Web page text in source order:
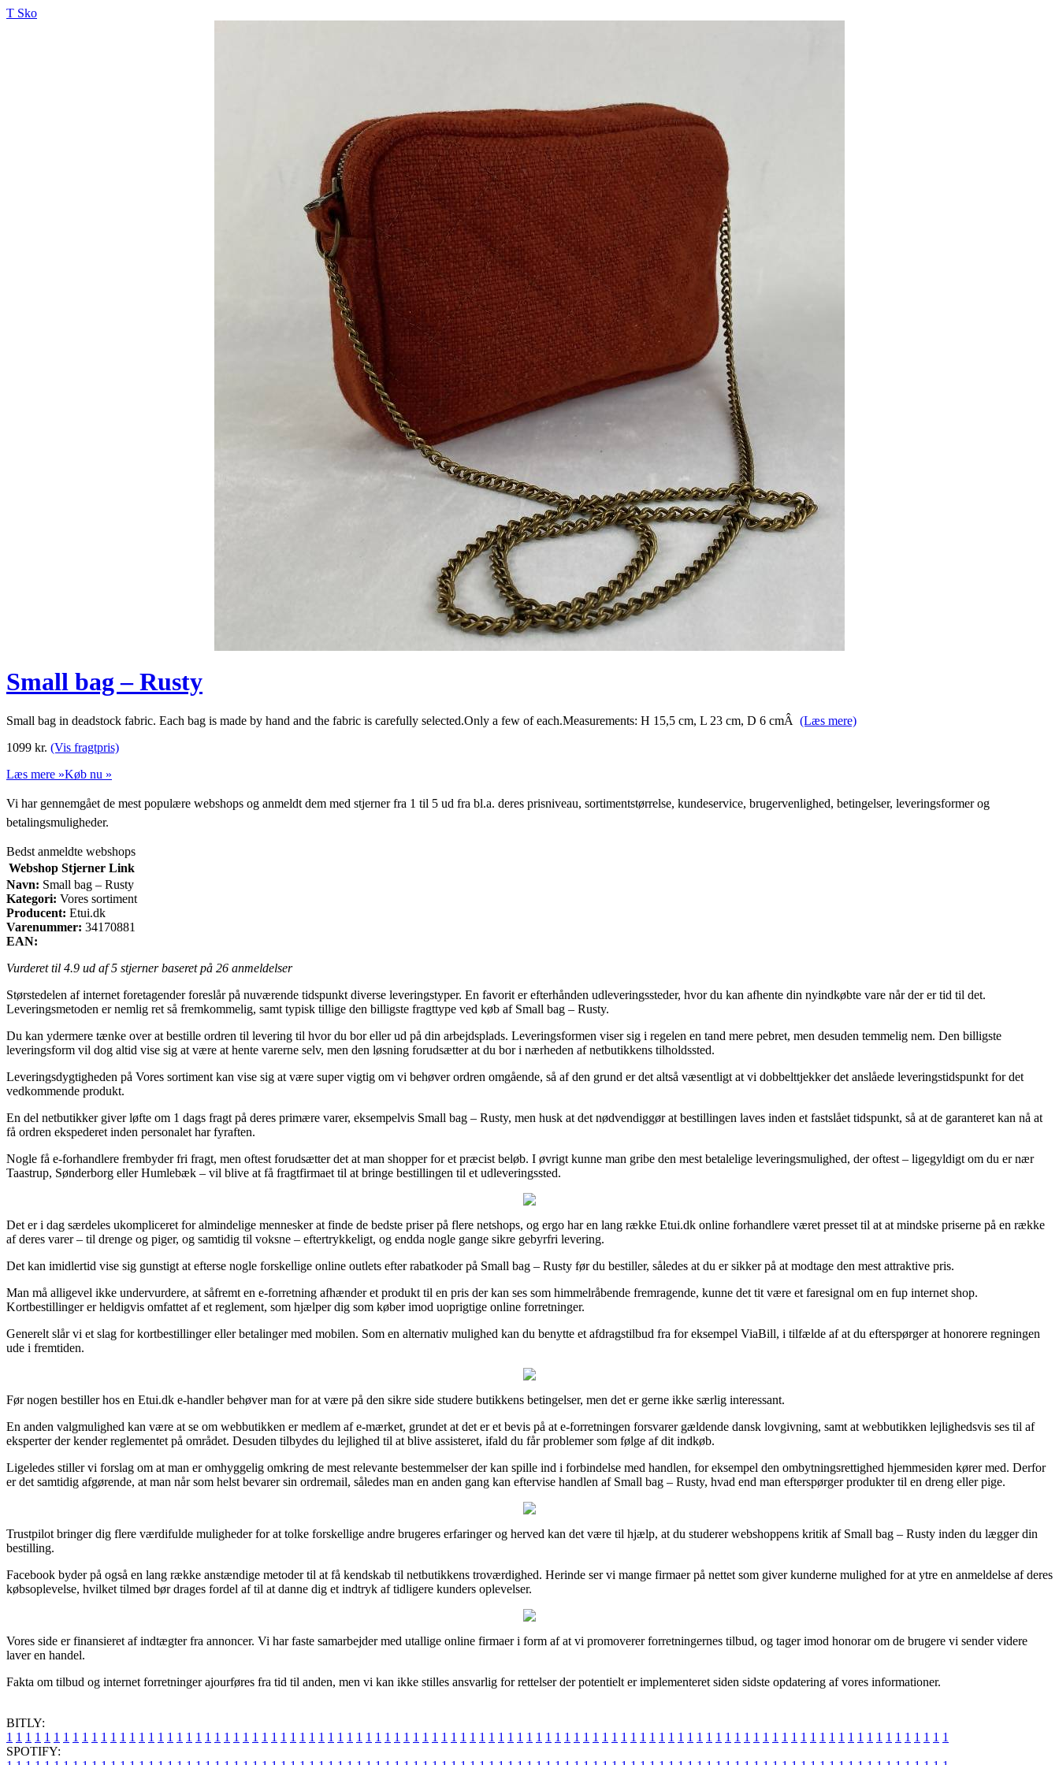
T Sko
Small bag – Rusty
Small bag in deadstock fabric. Each bag is made by hand and the fabric is carefully selected.Only a few of each.Measurements: H 15,5 cm, L 23 cm, D 6 cmÂ (Læs mere)
1099 kr. (Vis fragtpris)
Læs mere »Køb nu »
Vi har gennemgået de mest populære webshops og anmeldt dem med stjerner fra 1 til 5 ud fra bl.a. deres prisniveau, sortimentstørrelse, kundeservice, brugervenlighed, betingelser, leveringsformer og
betalingsmuligheder.
Bedst anmeldte webshops
Webshop Stjerner Link
Navn: Small bag – Rusty
Kategori: Vores sortiment
Producent: Etui.dk
Varenummer: 34170881
EAN:
Vurderet til 4.9 ud af 5 stjerner baseret på 26 anmeldelser
Størstedelen af internet foretagender foreslår på nuværende tidspunkt diverse leveringstyper. En favorit er efterhånden udleveringssteder, hvor du kan afhente din nyindkøbte vare når der er tid til det.
Leveringsmetoden er nemlig ret så fremkommelig, samt typisk tillige den billigste fragttype ved køb af Small bag – Rusty.
Du kan ydermere tænke over at bestille ordren til levering til hvor du bor eller ud på din arbejdsplads. Leveringsformen viser sig i regelen en tand mere pebret, men desuden temmelig nem. Den billigste
leveringsform vil dog altid vise sig at være at hente varerne selv, men den løsning forudsætter at du bor i nærheden af netbutikkens tilholdssted.
Leveringsdygtigheden på Vores sortiment kan vise sig at være super vigtig om vi behøver ordren omgående, så af den grund er det altså væsentligt at vi dobbelttjekker det anslåede leveringstidspunkt for det
vedkommende produkt.
En del netbutikker giver løfte om 1 dags fragt på deres primære varer, eksempelvis Small bag – Rusty, men husk at det nødvendiggør at bestillingen laves inden et fastslået tidspunkt, så at de garanteret kan nå at
få ordren ekspederet inden personalet har fyraften.
Nogle få e-forhandlere frembyder fri fragt, men oftest forudsætter det at man shopper for et præcist beløb. I øvrigt kunne man gribe den mest betalelige leveringsmulighed, der oftest – ligegyldigt om du er nær
Taastrup, Sønderborg eller Humlebæk – vil blive at få fragtfirmaet til at bringe bestillingen til et udleveringssted.
Det er i dag særdeles ukompliceret for almindelige mennesker at finde de bedste priser på flere netshops, og ergo har en lang række Etui.dk online forhandlere været presset til at at mindske priserne på en række
af deres varer – til drenge og piger, og samtidig til voksne – eftertrykkeligt, og endda nogle gange sikre gebyrfri levering.
Det kan imidlertid vise sig gunstigt at efterse nogle forskellige online outlets efter rabatkoder på Small bag – Rusty før du bestiller, således at du er sikker på at modtage den mest attraktive pris.
Man må alligevel ikke undervurdere, at såfremt en e-forretning afhænder et produkt til en pris der kan ses som himmelråbende fremragende, kunne det tit være et faresignal om en fup internet shop.
Kortbestillinger er heldigvis omfattet af et reglement, som hjælper dig som køber imod uoprigtige online forretninger.
Generelt slår vi et slag for kortbestillinger eller betalinger med mobilen. Som en alternativ mulighed kan du benytte et afdragstilbud fra for eksempel ViaBill, i tilfælde af at du efterspørger at honorere regningen
ude i fremtiden.
Før nogen bestiller hos en Etui.dk e-handler behøver man for at være på den sikre side studere butikkens betingelser, men det er gerne ikke særlig interessant.
En anden valgmulighed kan være at se om webbutikken er medlem af e-mærket, grundet at det er et bevis på at e-forretningen forsvarer gældende dansk lovgivning, samt at webbutikken lejlighedsvis ses til af
eksperter der kender reglementet på området. Desuden tilbydes du lejlighed til at blive assisteret, ifald du får problemer som følge af dit indkøb.
Ligeledes stiller vi forslag om at man er omhyggelig omkring de mest relevante bestemmelser der kan spille ind i forbindelse med handlen, for eksempel den ombytningsrettighed hjemmesiden kører med. Derfor
er det samtidig afgørende, at man når som helst bevarer sin ordremail, således man en anden gang kan eftervise handlen af Small bag – Rusty, hvad end man efterspørger produkter til en dreng eller pige.
Trustpilot bringer dig flere værdifulde muligheder for at tolke forskellige andre brugeres erfaringer og herved kan det være til hjælp, at du studerer webshoppens kritik af Small bag – Rusty inden du lægger din
bestilling.
Facebook byder på også en lang række anstændige metoder til at få kendskab til netbutikkens troværdighed. Herinde ser vi mange firmaer på nettet som giver kunderne mulighed for at ytre en anmeldelse af deres
købsoplevelse, hvilket tilmed bør drages fordel af til at danne dig et indtryk af tidligere kunders oplevelser.
Vores side er finansieret af indtægter fra annoncer. Vi har faste samarbejder med utallige online firmaer i form af at vi promoverer forretningernes tilbud, og tager imod honorar om de brugere vi sender videre
laver en handel.
Fakta om tilbud og internet forretninger ajourføres fra tid til anden, men vi kan ikke stilles ansvarlig for rettelser der potentielt er implementeret siden sidste opdatering af vores informationer.
BITLY:
1 1 1 1 1 1 1 1 1 1 1 1 1 1 1 1 1 1 1 1 1 1 1 1 1 1 1 1 1 1 1 1 1 1 1 1 1 1 1 1 1 1 1 1 1 1 1 1 1 1 1 1 1 1 1 1 1 1 1 1 1 1 1 1 1 1 1 1 1 1 1 1 1 1 1 1 1 1 1 1 1 1 1 1 1 1 1 1 1 1 1 1 1 1 1 1 1 1 1 1
SPOTIFY: